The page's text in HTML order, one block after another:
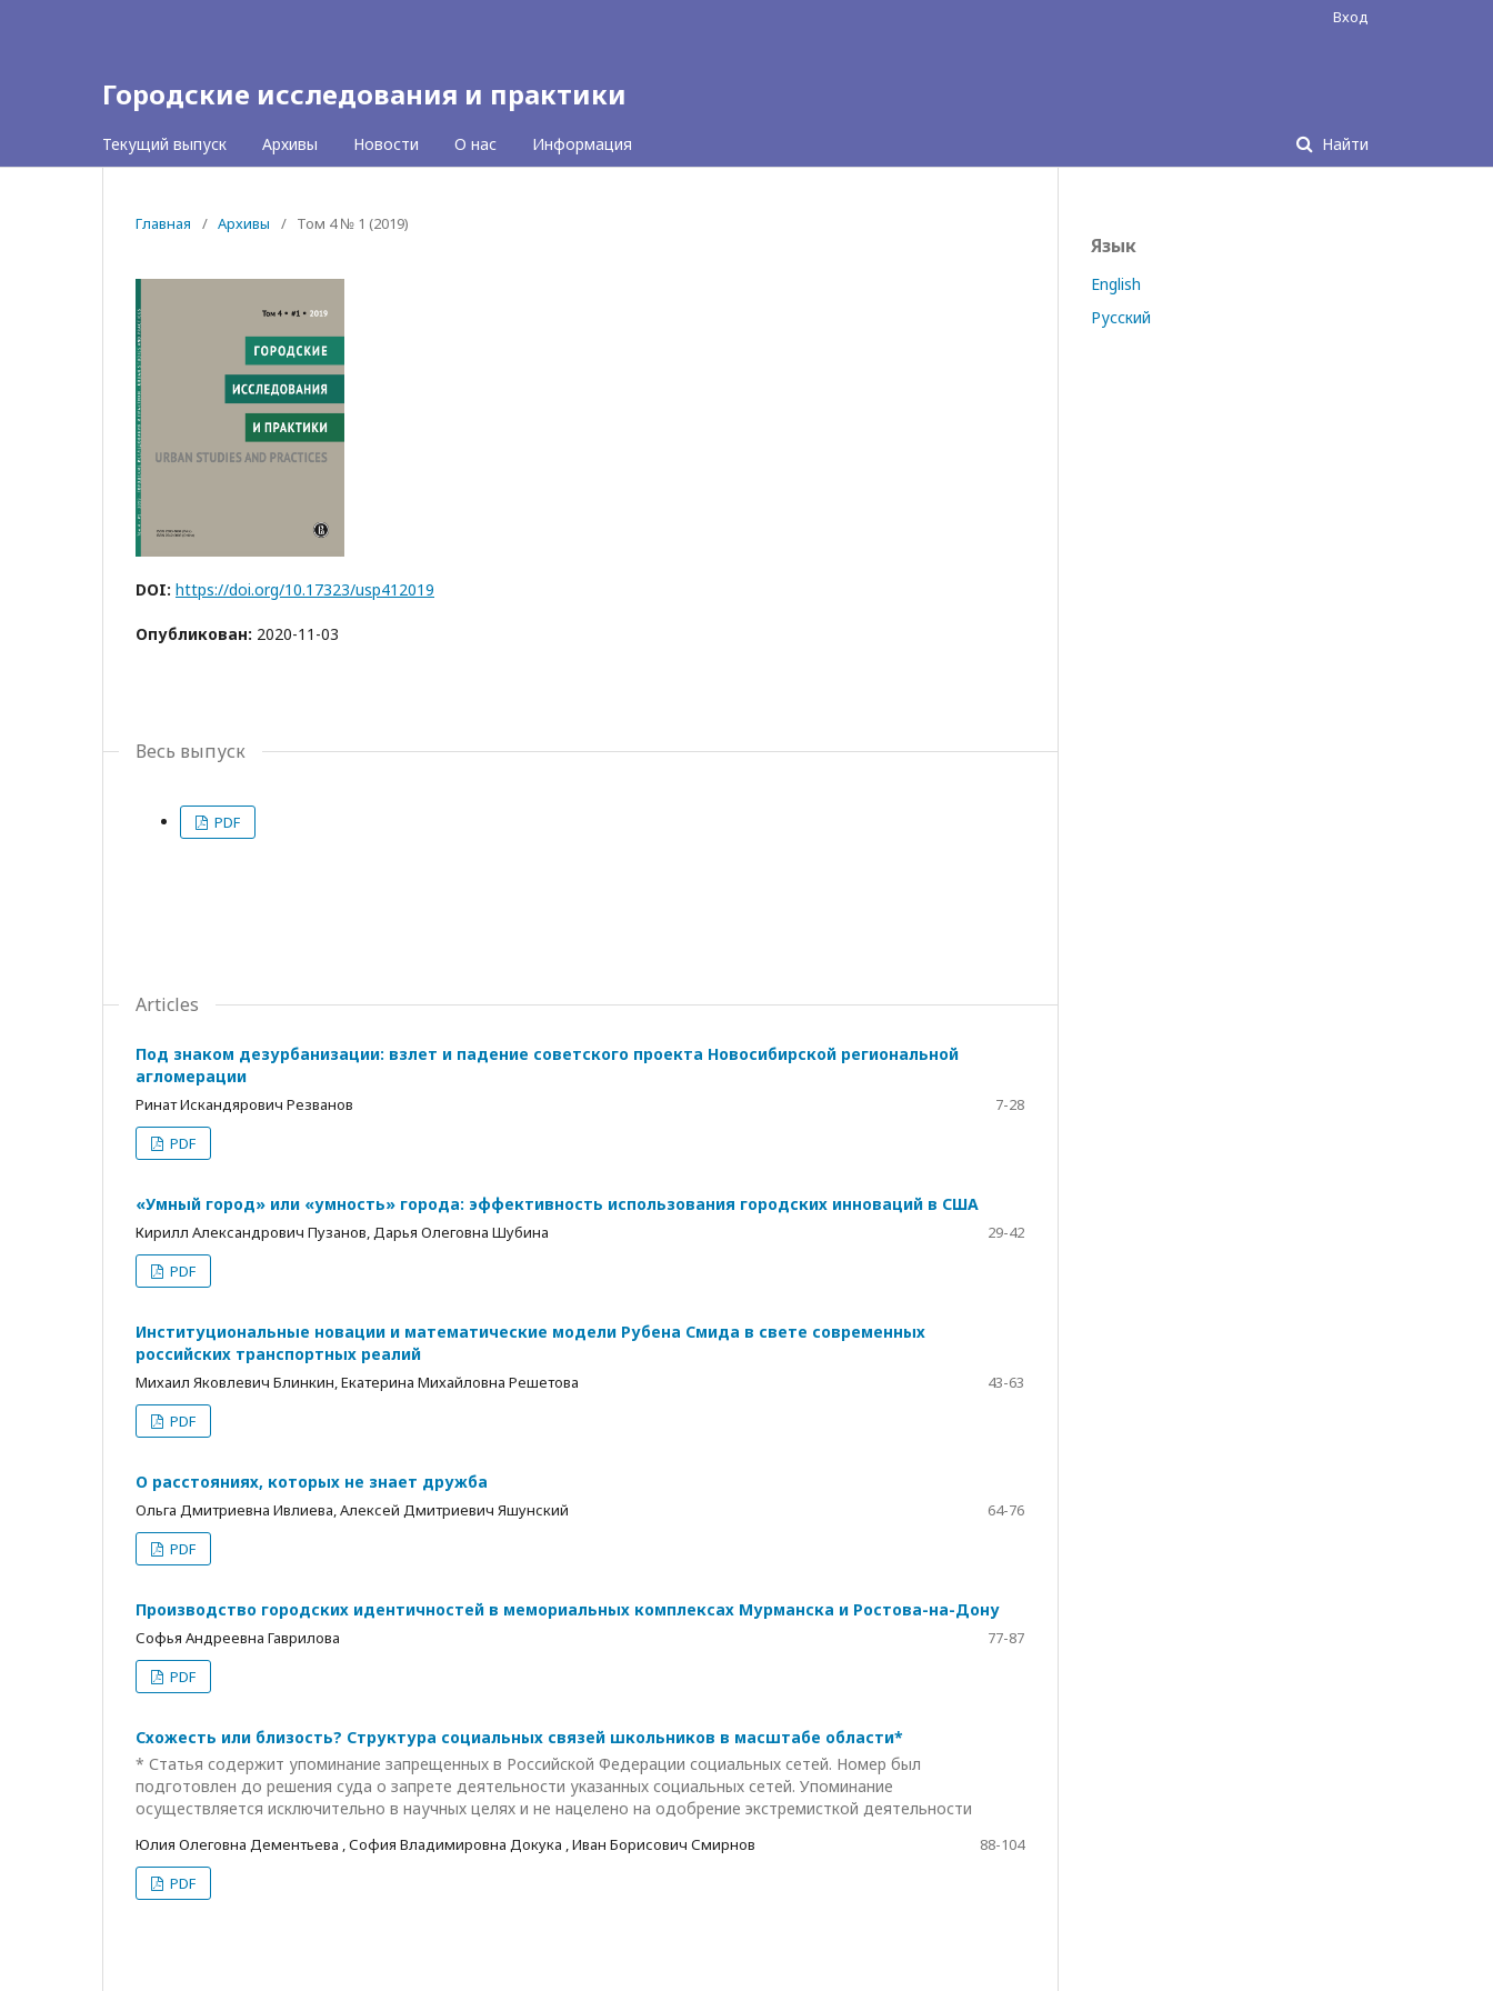
Городские исследования и практики
Текущий выпуск Архивы Новости О нас Информация Найти
Вход
Главная / Архивы / Том 4 № 1 (2019)
DOI: https://doi.org/10.17323/usp412019
Опубликован: 2020-11-03
Весь выпуск
PDF
Articles
Под знаком дезурбанизации: взлет и падение советского проекта Новосибирской региональной
агломерации
Ринат Искандярович Резванов
7-28
PDF
«Умный город» или «умность» города: эффективность использования городских инноваций в США
Кирилл Александрович Пузанов, Дарья Олеговна Шубина
29-42
PDF
Институциональные новации и математические модели Рубена Смида в свете современных
российских транспортных реалий
Михаил Яковлевич Блинкин, Екатерина Михайловна Решетова
43-63
PDF
O расстояниях, которых не знает дружба
Ольга Дмитриевна Ивлиева, Алексей Дмитриевич Яшунский
64-76
PDF
Производство городских идентичностей в мемориальных комплексах Мурманска и Ростова-на-Дону
Софья Андреевна Гаврилова
77-87
PDF
Схожесть или близость? Структура социальных связей школьников в масштабе области*
* Статья содержит упоминание запрещенных в Российской Федерации социальных сетей. Номер был
подготовлен до решения суда о запрете деятельности указанных социальных сетей. Упоминание
осуществляется исключительно в научных целях и не нацелено на одобрение экстремисткой деятельности
Юлия Олеговна Дементьева , София Владимировна Докука , Иван Борисович Смирнов
88-104
PDF
Язык
English
Русский